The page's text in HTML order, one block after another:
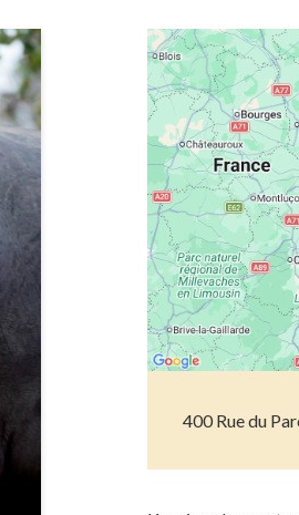
Hospitaals
Kastelen en
Kunst
Markten
Musea
Pretparken
400 Rue du